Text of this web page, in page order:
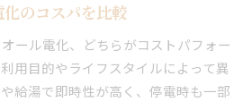
のコスパを比較
ール電化、どちらがコストパフォー
用目的やライフスタイルによって異
給湯で即時性が高く、停電時も一部